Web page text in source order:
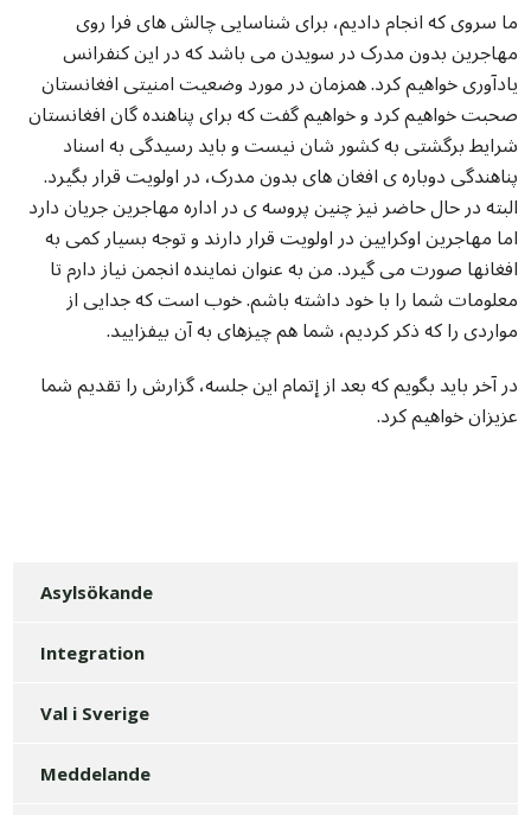
ما سروی که انجام دادیم، برای شناسایی چالش های فرا روی
مهاجرین بدون مدرک در سویدن می باشد که در این کنفرانس
یادآوری خواهیم کرد.همزمان در مورد وضعیت امنیتی افغانستان
صحبت خواهیم کرد و خواهیم گفت که برای پناهنده گان افغانستان
شرایط برگشتی به کشور شان نیست و باید رسیدگی به اسناد
پناهندگی دوباره ی افغان های بدون مدرک، در اولویت قرار بگیرد.
البته در حال حاضر نیز چنین پروسه ی در اداره مهاجرین جریان دارد
اما مهاجرین اوکرایین در اولویت قرار دارند و توجه بسیار کمی به
افغانها صورت می گیرد.من به عنوان نماینده انجمن نیاز دارم تا
معلومات شما را با خود داشته باشم.خوب است که جدایی از
مواردی را که ذکر کردیم، شما هم چیزهای به آن بیفزایید.
در آخر باید بگویم که بعد از إتمام این جلسه، گزارش را تقدیم شما
عزیزان خواهیم کرد.
Asylsökande
Integration
Val i Sverige
Meddelande